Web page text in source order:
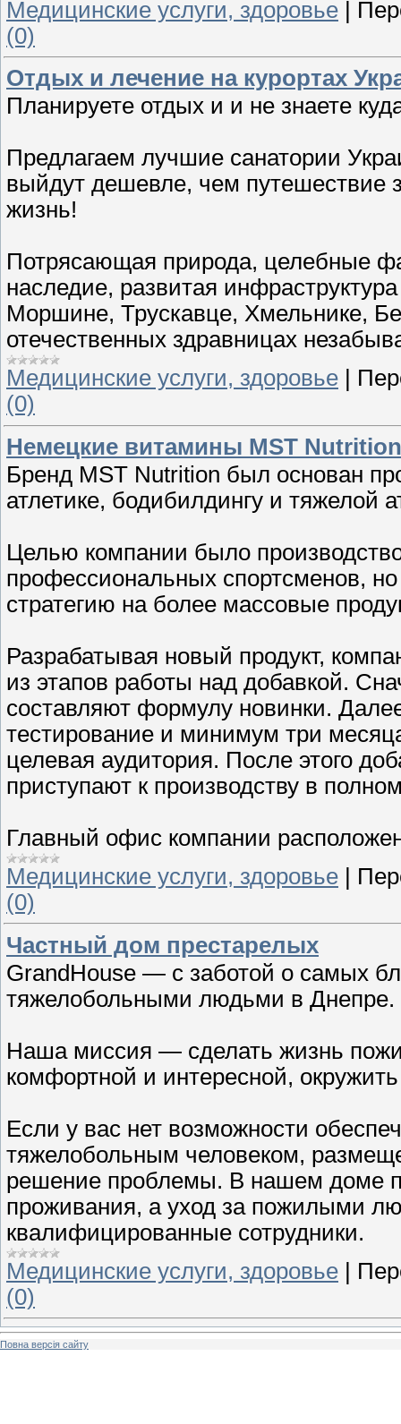
Медицинские услуги, здоровье |
(0)
Отдых и лечение на курортах
Планируете отдых и и не знаете
Предлагаем лучшие санатории
выйдут дешевле, чем путешествие
жизнь!
Потрясающая природа, целебные
наследие, развитая
Моршине, Трускавце, Хмельнике,
отечественных здравницах
Медицинские услуги, здоровье
(0)
Немецкие витамины MST Nutrition
Бренд MST Nutrition был основан
атлетике, бодибилдингу и тяжелой
Целью компании было
профессиональных спортсменов,
стратегию на более массовые
Разрабатывая новый продукт,
из этапов работы над добавкой.
составляют формулу новинки.
тестирование и минимум три
целевая аудитория. После этого
приступают к производству в
Главный офис компании
Медицинские услуги, здоровье
(0)
Частный дом престарелых
GrandHouse — с заботой о самых
тяжелобольными людьми в Днепре.
Наша миссия — сделать жизнь
комфортной и интересной,
Если у вас нет возможности
тяжелобольным человеком,
решение проблемы. В нашем доме
проживания, а уход за пожилыми
квалифицированные сотрудники.
Медицинские услуги, здоровье |
(0)
Повна версія сайту